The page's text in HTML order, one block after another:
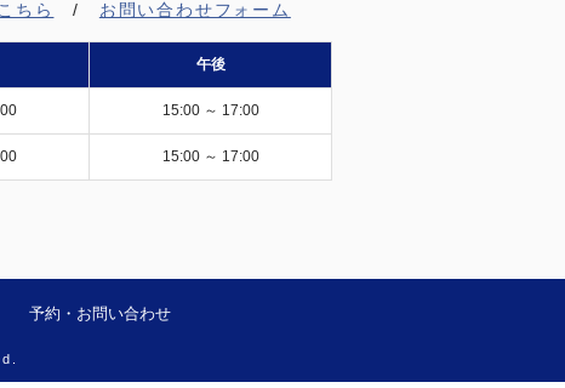
ちら / お問い合わせフォーム
午後
15:00 ～ 17:00
15:00 ～ 17:00
予約・お問い合わせ